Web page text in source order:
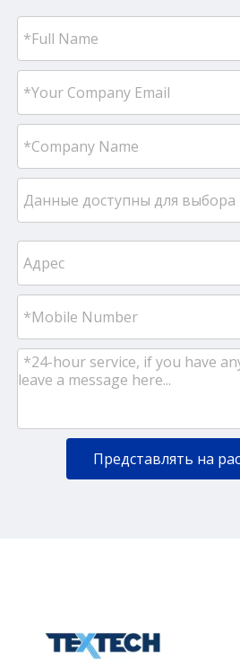
Представлять на